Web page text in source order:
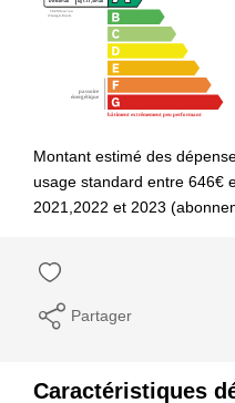
Montant estimé des
usage standard entre 646€
2021,2022 et 2023
Partager
Caractéristiques